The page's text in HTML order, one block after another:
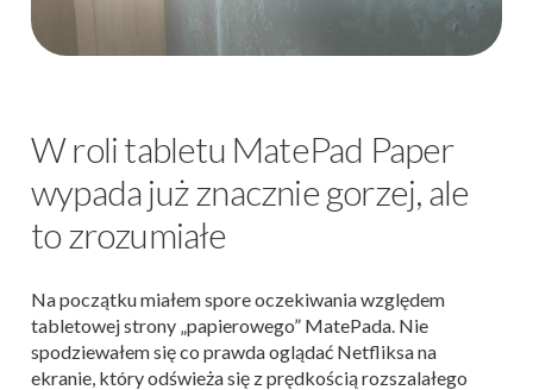
W roli tabletu MatePad Paper
wypada już znacznie gorzej, ale
to zrozumiałe
Na początku miałem spore oczekiwania względem
tabletowej strony „papierowego” MatePada. Nie
spodziewałem się co prawda oglądać Netfliksa na
ekranie, który odświeża się z prędkością rozszalałego